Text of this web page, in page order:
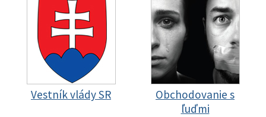
Vestník vlády SR
Obchodovanie s
ľuďmi